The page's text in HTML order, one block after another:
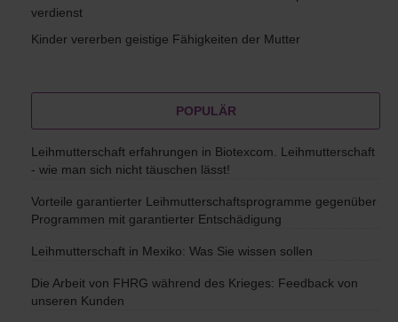
verdienst
Kinder vererben geistige Fähigkeiten der Mutter
POPULÄR
Leihmutterschaft erfahrungen in Biotexcom. Leihmutterschaft
- wie man sich nicht täuschen lässt!
Vorteile garantierter Leihmutterschaftsprogramme gegenüber
Programmen mit garantierter Entschädigung
Leihmutterschaft in Mexiko: Was Sie wissen sollen
Die Arbeit von FHRG während des Krieges: Feedback von
unseren Kunden